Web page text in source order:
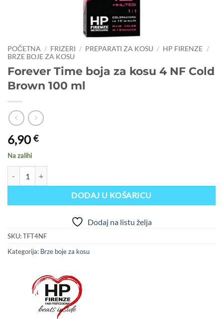
POČETNA / FRIZERI / PREPARATI ZA KOSU / HP FIRENZE /
BRZE BOJE ZA KOSU
Forever Time boja za kosu 4 NF Cold
Brown 100 ml
6,90€
Na zalihi
DODAJ U KOŠARICU
Dodaj na listu želja
SKU:TFT4NF
Kategorija: Brze boje za kosu